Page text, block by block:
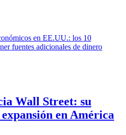
Wall Street: su
en América